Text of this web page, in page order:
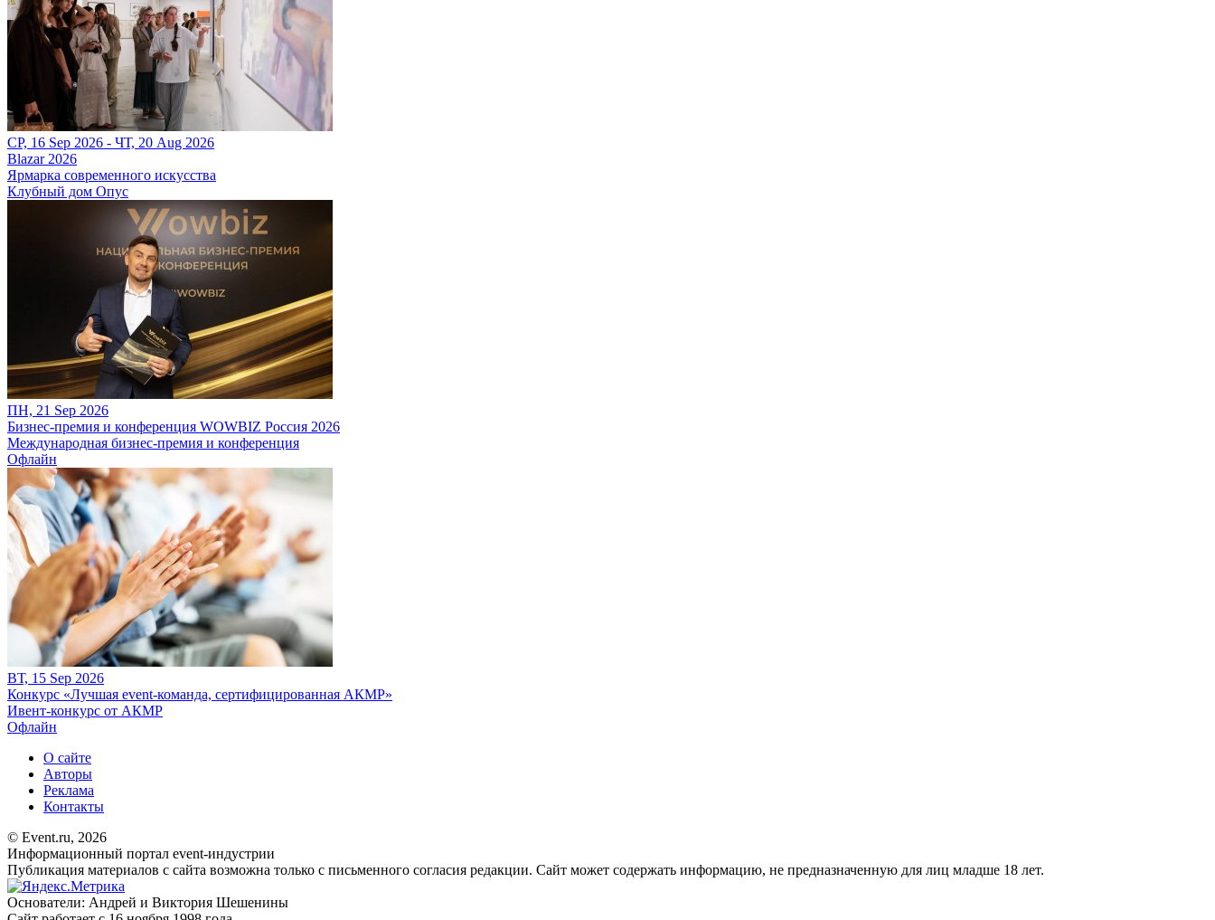
СР, 16 Sep 2026 - ЧТ, 20 Aug 2026
Blazar 2026
Ярмарка современного искусства
Клубный дом Опус
ПН, 21 Sep 2026
Бизнес-премия и конференция WOWBIZ Россия 2026
Международная бизнес-премия и конференция
Офлайн
ВТ, 15 Sep 2026
Конкурс «Лучшая event-команда, сертифицированная АКМР»
Ивент-конкурс от АКМР
Офлайн
О сайте
Авторы
Реклама
Контакты
© Event.ru, 2026
Информационный портал event-индустрии
Публикация материалов с сайта возможна только с письменного согласия редакции. Сайт может содержать информацию, не предназначенную для лиц младше 18 лет.
Основатели: Андрей и Виктория Шешенины